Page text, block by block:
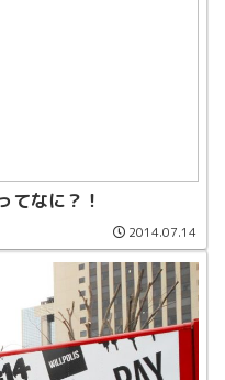
てなに？！
2014.07.14